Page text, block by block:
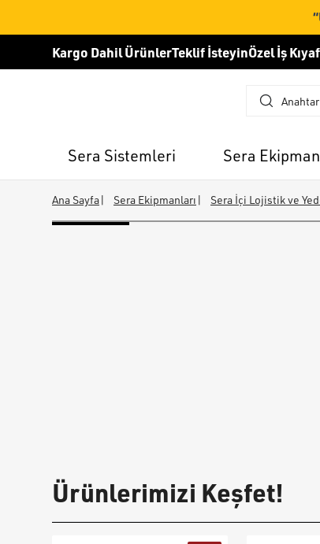
Kargo Dahil ÜrünlerTeklif İsteyinÖzel İş
Sera Sistemleri Sera
Ana Sayfa| Sera Ekipmanları | Sera İçi Lojistik ve
Ürünlerimizi Keşfet!